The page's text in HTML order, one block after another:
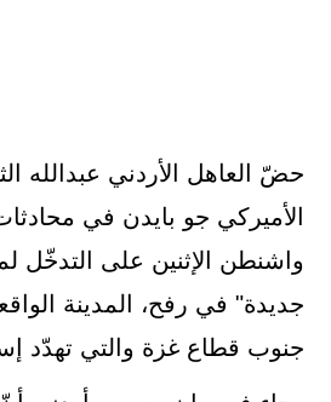
حضّ العاهل الأردني عبدالله
الأميركي جو بايدن في
واشنطن الإثنين على التدخّل
جديدة" في رفح، المدينة
جنوب قطاع غزة والتي تهدّد